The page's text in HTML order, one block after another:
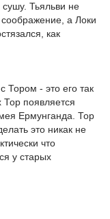
Тьяльви не
соображение, а Локи
как
Тором - это его так
появляется
Ермунганда. Тор
это никак не
что
у старых